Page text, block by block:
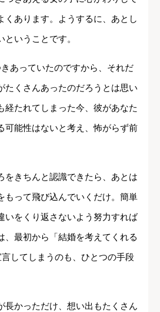
くあります。ようするに、あとし
いうことです。
あっていたのですから、それだ
たくさんあったのだろうとは思い
経たれてしまった今、彼があなた
可能性はないと考え、怖がらず前
をきちんと認識できたら、あとは
もって飛び込んでいくだけ。簡単
いをくり返さないよう努力すれば
、最初から「結婚を考えてくれる
してしまうのも、ひとつの手段
長かっただけ、想い出もたくさん